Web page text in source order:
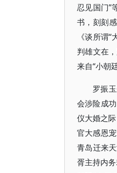
忍见国门”
书，刻刻
《谈所谓
判雄文在
来自“小朝
罗振
会涉险成
仪大婚之
官大感恩
青岛迁来
胥主持内